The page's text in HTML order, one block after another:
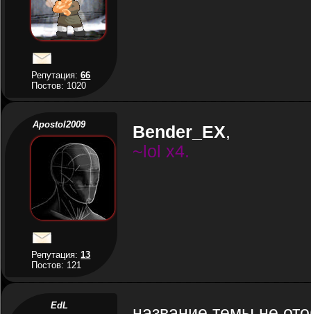
Репутация:66
Постов: 1020
Apostol2009
Репутация:13
Постов: 121
Bender_EX,
~lol x4.
EdL